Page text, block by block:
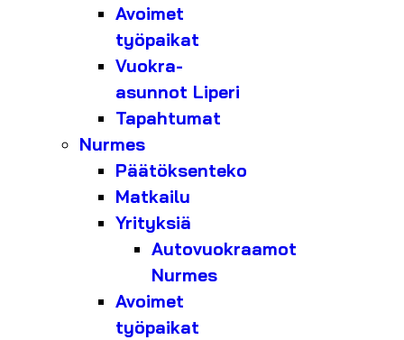
Avoimet
työpaikat
Vuokra-
asunnot Liperi
Tapahtumat
Nurmes
Päätöksenteko
Matkailu
Yrityksiä
Autovuokraamot
Nurmes
Avoimet
työpaikat